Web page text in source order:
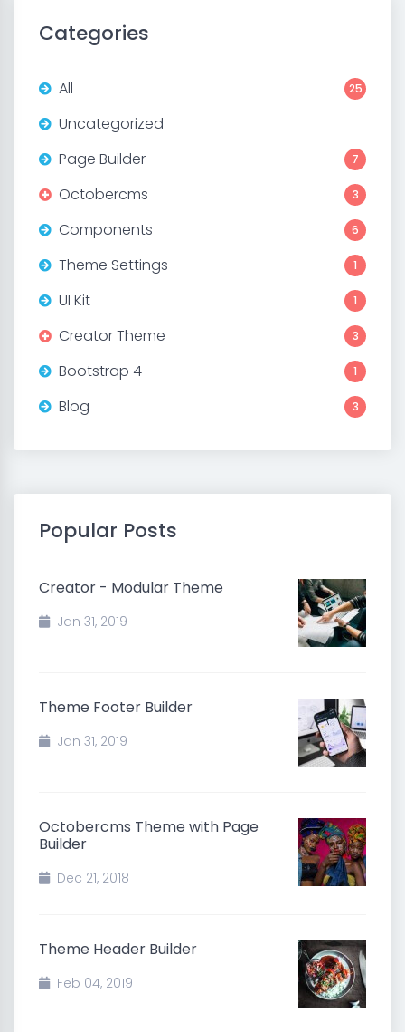
Categories
All 25
Uncategorized
Page Builder
7
Octobercms 3
Components 6
Theme Settings 1
UI Kit 1
Creator Theme 3
Bootstrap 4 1
Blog 3
Popular Posts
Creator - Modular Theme
Jan 31, 2019
Theme Footer Builder
Jan 31, 2019
Octobercms Theme with Page
Builder
Dec 21, 2018
Theme Header Builder
Feb 04, 2019